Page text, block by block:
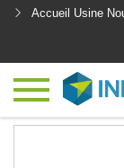
Accueil Usine